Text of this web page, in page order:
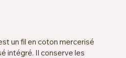
un fil en coton mercerisé
intégré. Il conserve les